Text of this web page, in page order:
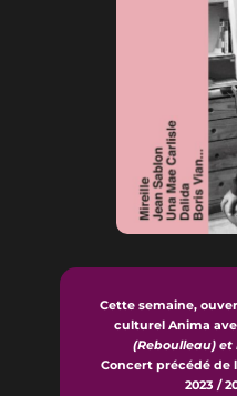
Cette semaine,
culturel Anima
(Reboulleau)
Concert précédé de
2023 /